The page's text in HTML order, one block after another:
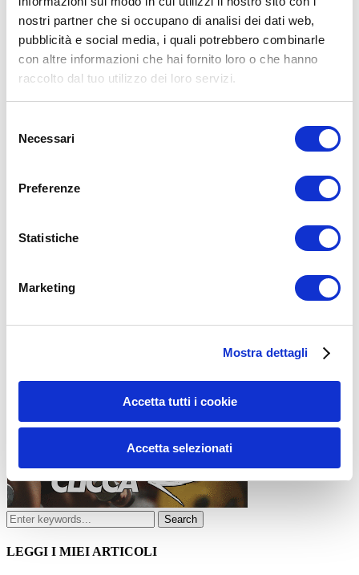
nostri partner che si occupano di analisi dei dati web,
pubblicità e social media, i quali potrebbero combinarle
con altre informazioni che hai fornito loro o che hanno
raccolto dal tuo utilizzo dei loro servizi.
delNecessari
Preferenze
Statistiche
Marketing
Mostra dettagli
Accetta tutti i cookie
Accetta selezionati
15WORKOUT SCARICA ORA
ALLENATI CON ME!
LEGGI I MIEI ARTICOLI